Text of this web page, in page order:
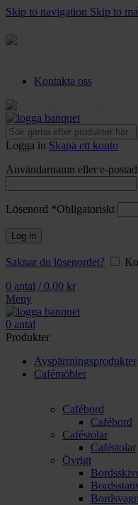
Skip to navigation Skip to
Kontakta oss
Logga in Skapa ett konto
Användarnamn eller e-
Lösenord *Obligatoriskt
Log in
Saknar du lösenordet?
0 antal / 0.00 kr
Meny
0 antal
Produkter
Avspärrningsprodukter
Cafémöbler
Cafébord
Cafébord
Caféstolar
Caféstolar
Övrigt